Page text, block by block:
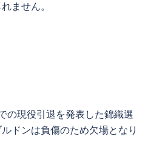
ません。
の現役引退を発表した錦織選
ドンは負傷のため欠場となり